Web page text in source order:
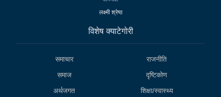
लक्ष्मी श्रेष्ठ
विशेष क्याटेगाेरी
समाचार
राजनीति
समाज
दृष्टिकोण
अर्थजगत
शिक्षा/स्वास्थ्य